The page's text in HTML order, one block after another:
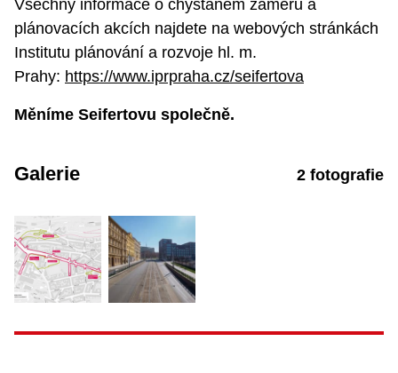
Všechny informace o chystaném záměru a
plánovacích akcích najdete na webových stránkách
Institutu plánování a rozvoje hl. m.
Prahy: https://www.iprpraha.cz/seifertova
Měníme Seifertovu společně.
Galerie 2 fotografie